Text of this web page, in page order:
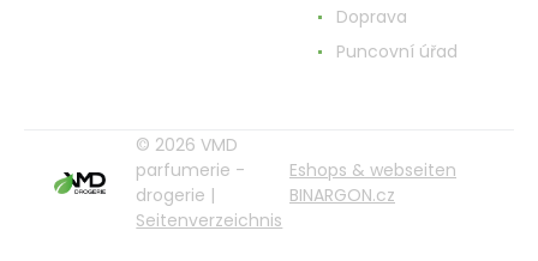
Doprava
Puncovní úřad
© 2026 VMD
parfumerie -
drogerie |
Seitenverzeichnis
Eshops & webseiten
BINARGON.cz